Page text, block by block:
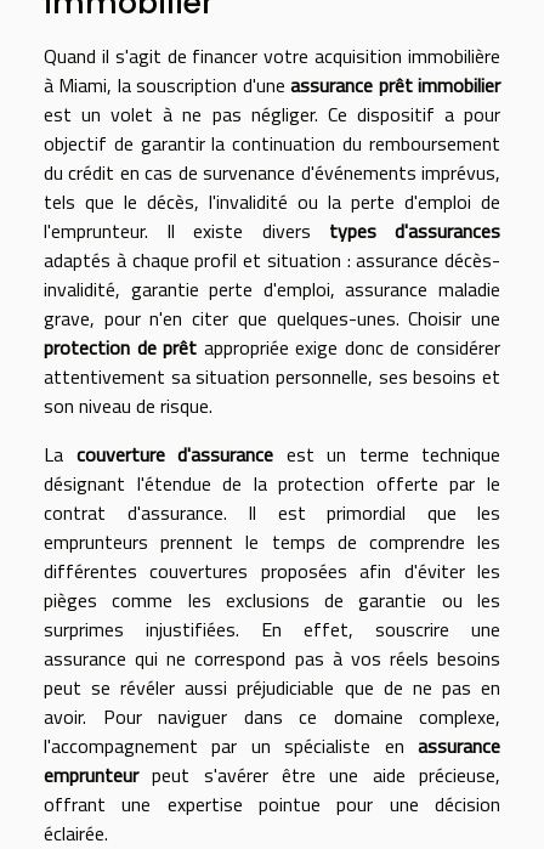
Quand il s'agit de financer votre acquisition immobilière
à Miami, la souscription d'uneassurance prêt immobilier
est un volet à ne pas négliger. Ce dispositif a pour
objectif de garantir la continuation du remboursement
du crédit en cas de survenance d'événements imprévus,
tels que le décès, l'invalidité ou la perte d'emploi de
l'emprunteur. Il existe divers types d'assurances
adaptés à chaque profil et situation : assurance décès-
invalidité, garantie perte d'emploi, assurance maladie
grave, pour n'en citer que quelques-unes. Choisir une
protection de prêt appropriée exige donc de considérer
attentivement sa situation personnelle, ses besoins et
son niveau de risque.
La couverture d'assurance est un terme technique
désignant l'étendue de la protection offerte par le
contrat d'assurance. Il est primordial que les
emprunteurs prennent le temps de comprendre les
différentes couvertures proposées afin d'éviter les
pièges comme les exclusions de garantie ou les
surprimes injustifiées. En effet, souscrire une
assurance qui ne correspond pas à vos réels besoins
peut se révéler aussi préjudiciable que de ne pas en
avoir. Pour naviguer dans ce domaine complexe,
l'accompagnement par un spécialiste en assurance
emprunteurpeut s'avérer être une aide précieuse,
offrant une expertise pointue pour une décision
éclairée.